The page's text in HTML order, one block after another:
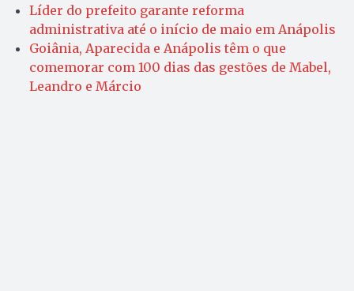
Líder do prefeito garante reforma
administrativa até o início de maio em Anápolis
Goiânia, Aparecida e Anápolis têm o que
comemorar com 100 dias das gestões de Mabel,
Leandro e Márcio